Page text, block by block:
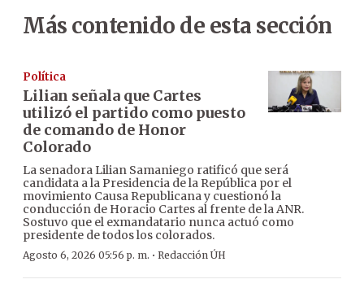
Más contenido de esta sección
Política
Lilian señala que Cartes
utilizó el partido como puesto
de comando de Honor
Colorado
La senadora Lilian Samaniego ratificó que será
candidata a la Presidencia de la República por el
movimiento Causa Republicana y cuestionó la
conducción de Horacio Cartes al frente de la ANR.
Sostuvo que el exmandatario nunca actuó como
presidente de todos los colorados.
Agosto 6, 2026 05:56 p. m. · Redacción ÚH